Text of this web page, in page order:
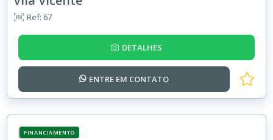
Ref: 67
DETALHES
ENTRE EM CONTATO
FINANCIAMENTO